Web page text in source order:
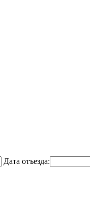
Дата отъезда: